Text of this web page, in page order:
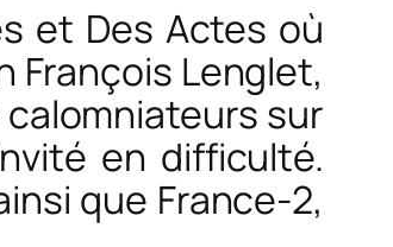
et Des Actes où
François Lenglet,
sur
en difficulté.
que France-2,